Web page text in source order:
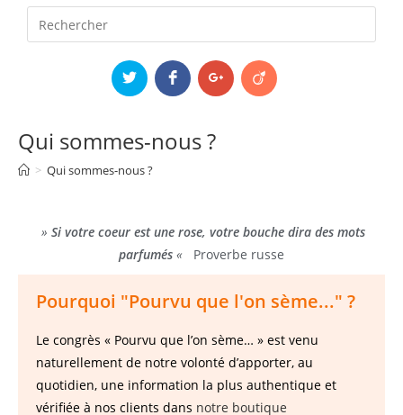
Qui sommes-nous ?
> Qui sommes-nous ?
» Si votre coeur est une rose, votre bouche dira des mots
parfumés « Proverbe russe
Pourquoi "Pourvu que l'on sème..." ?
Le congrès « Pourvu que l’on sème… » est venu
naturellement de notre volonté d’apporter, au
quotidien, une information la plus authentique et
vérifiée à nos clients dans notre boutique